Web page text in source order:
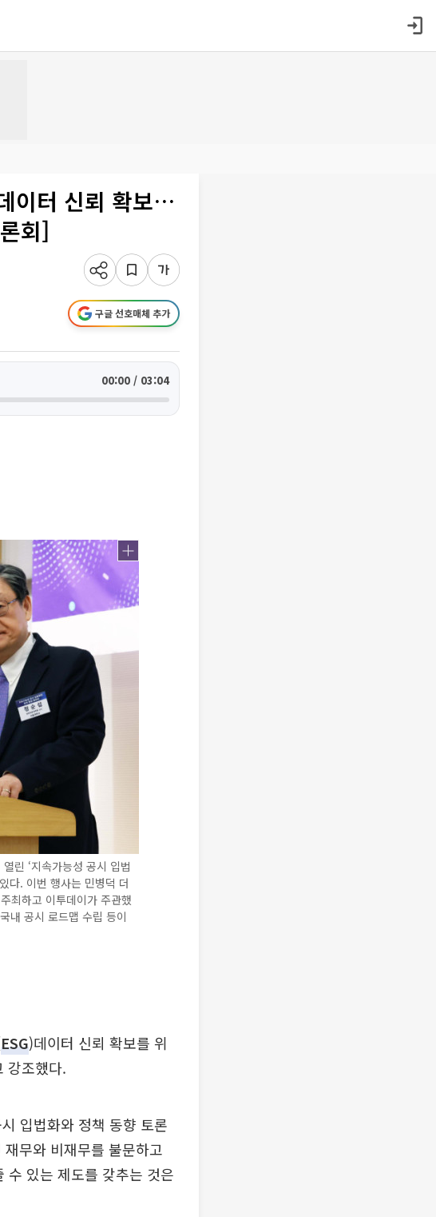
이터 신뢰 확보…
회]
구글 선호매체 추가
00:00 / 03:04
린 ‘지속가능성 공시 입법
다. 이번 행사는 민병덕 더
최하고 이투데이가 주관했
내 공시 로드맵 수립 등이
ESG)데이터 신뢰 확보를 위
강조했다.
입법화와 정책 동향 토론
무와 비재무를 불문하고
수 있는 제도를 갖추는 것은